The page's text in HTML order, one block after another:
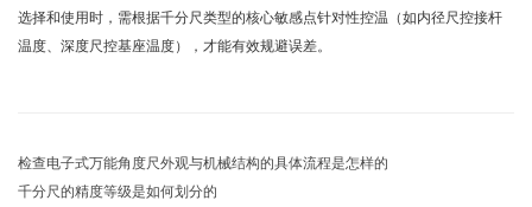
选择和使用时，需根据千分尺类型的核心敏感点针对性控温（如内径尺控接杆
温度、深度尺控基座温度），才能有效规避误差。
检查电子式万能角度尺外观与机械结构的具体流程是怎样的
千分尺的精度等级是如何划分的